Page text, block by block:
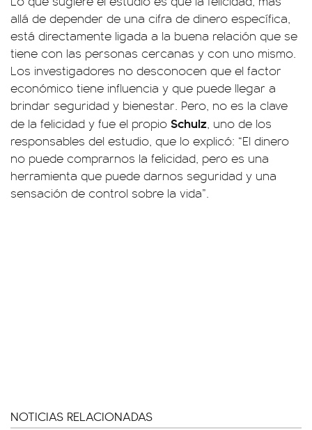
allá de depender de una cifra de dinero específica,
está directamente ligada a la buena relación que se
tiene con las personas cercanas y con uno mismo.
Los investigadores no desconocen que el factor
económico tiene influencia y que puede llegar a
brindar seguridad y bienestar. Pero, no es la clave
de la felicidad y fue el propio Schulz, uno de los
responsables del estudio, que lo explicó: “El dinero
no puede comprarnos la felicidad, pero es una
herramienta que puede darnos seguridad y una
sensación de control sobre la vida”.
NOTICIAS RELACIONADAS